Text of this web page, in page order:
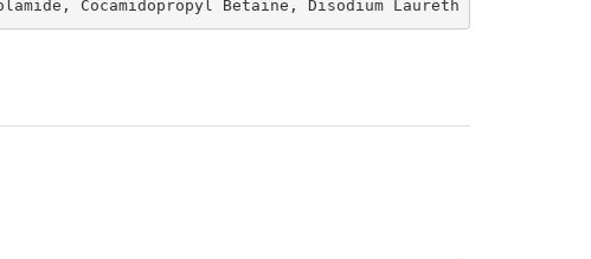
Cocamidopropyl Betaine, Disodium Laureth